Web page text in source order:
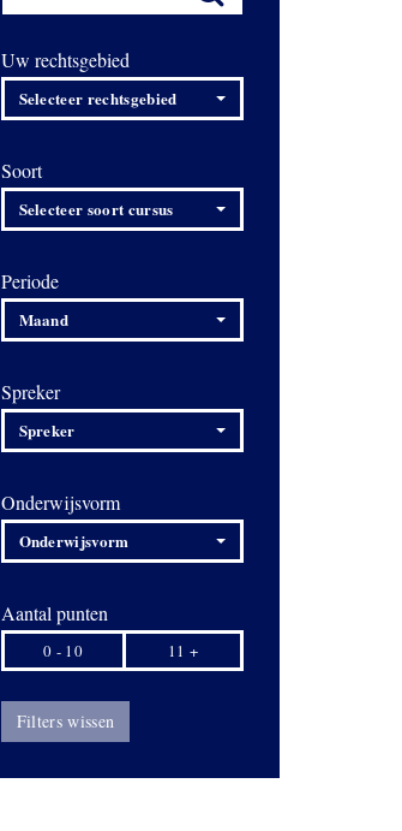
Uw rechtsgebied
Selecteer rechtsgebied
Soort
Selecteer soort cursus
Periode
Maand
Spreker
Spreker
Onderwijsvorm
Onderwijsvorm
Aantal punten
0 - 10 11 +
Filters wissen